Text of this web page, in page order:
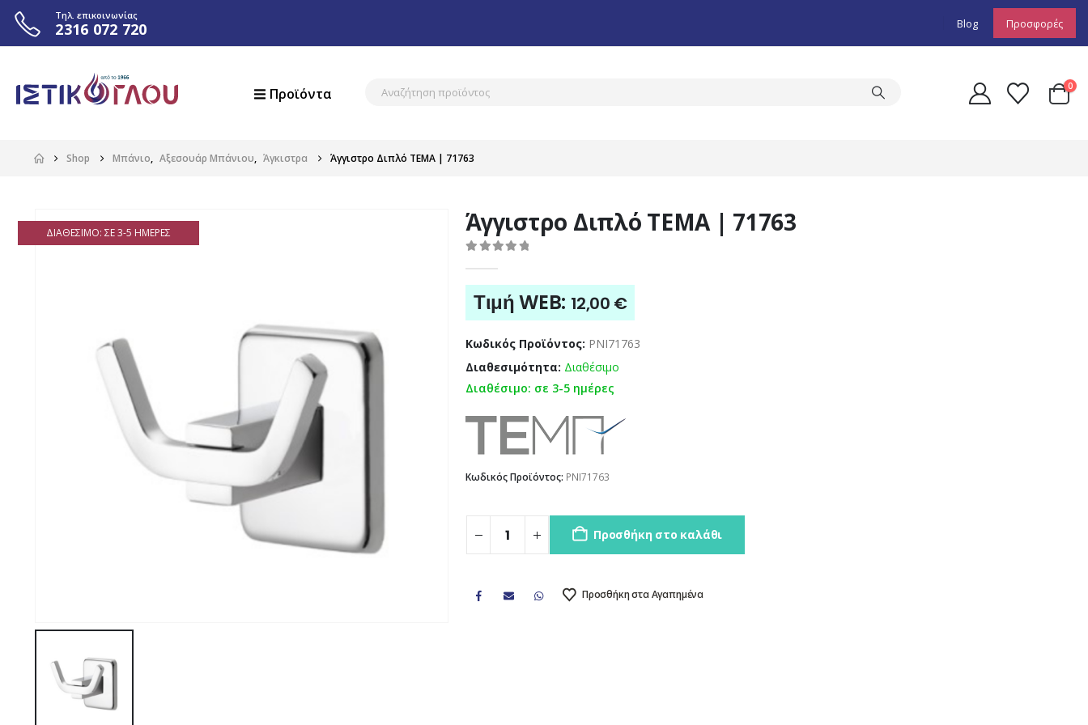
Τηλ. επικοινωνίας
2316 072 720 Blog Προσφορές
Προϊόντα 0
Shop Μπάνιο, Αξεσουάρ Μπάνιου, Άγκιστρα Άγγιστρο Διπλό TEMA | 71763
ΔΙΑΘΈΣΙΜΟ: ΣΕ 3-5 ΗΜΈΡΕΣ Άγγιστρο Διπλό TEMA | 71763
Τιμή WEB: 12,00 €
Κωδικός Προϊόντος: PNI71763
Διαθεσιμότητα: Διαθέσιμο
Διαθέσιμο: σε 3-5 ημέρες
Κωδικός Προϊόντος: PNI71763
Προσθήκη στο καλάθι
Προσθήκη στα Αγαπημένα